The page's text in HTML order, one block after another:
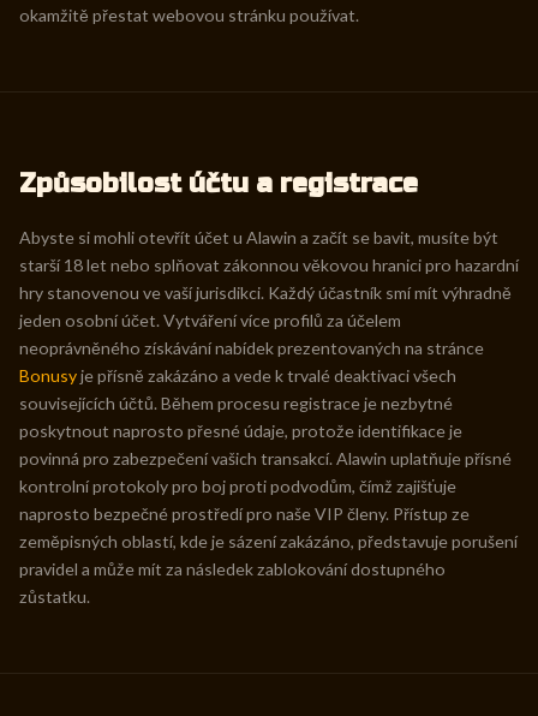
okamžitě přestat webovou stránku používat.
Způsobilost účtu a registrace
Abyste si mohli otevřít účet u Alawin a začít se bavit, musíte být
starší 18 let nebo splňovat zákonnou věkovou hranici pro hazardní
hry stanovenou ve vaší jurisdikci. Každý účastník smí mít výhradně
jeden osobní účet. Vytváření více profilů za účelem
neoprávněného získávání nabídek prezentovaných na stránce
Bonusyje přísně zakázáno a vede k trvalé deaktivaci všech
souvisejících účtů. Během procesu registrace je nezbytné
poskytnout naprosto přesné údaje, protože identifikace je
povinná pro zabezpečení vašich transakcí. Alawin uplatňuje přísné
kontrolní protokoly pro boj proti podvodům, čímž zajišťuje
naprosto bezpečné prostředí pro naše VIP členy. Přístup ze
zeměpisných oblastí, kde je sázení zakázáno, představuje porušení
pravidel a může mít za následek zablokování dostupného
zůstatku.